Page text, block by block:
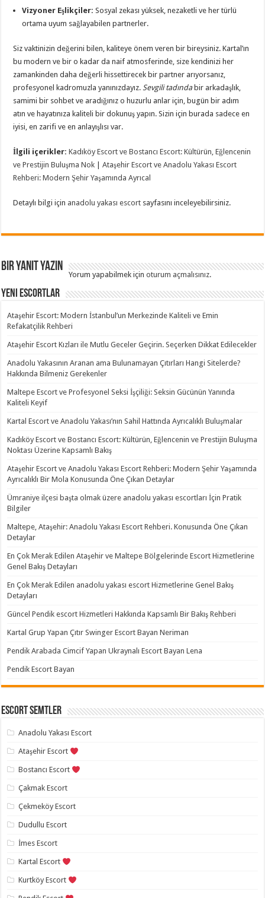
Vizyoner Eşlikçiler: Sosyal zekası yüksek, nezaketli ve her türlü
ortama uyum sağlayabilen partnerler.
Siz vaktinizin değerini bilen, kaliteye önem veren bir bireysiniz. Kartal’ın
bu modern ve bir o kadar da naif atmosferinde, size kendinizi her
zamankinden daha değerli hissettirecek bir partner arıyorsanız,
profesyonel kadromuzla yanınızdayız.Sevgili tadındabir arkadaşlık,
samimi bir sohbet ve aradığınız o huzurlu anlar için, bugün bir adım
atın ve hayatınıza kaliteli bir dokunuş yapın. Sizin için burada sadece en
iyisi, en zarifi ve en anlayışlısı var.
İlgili içerikler: Kadıköy Escort ve Bostancı Escort: Kültürün, Eğlencenin
ve Prestijin Buluşma Nok |Ataşehir Escort ve Anadolu Yakası Escort
Rehberi: Modern Şehir Yaşamında Ayrıcal
Detaylı bilgi için anadolu yakası escort sayfasını inceleyebilirsiniz.
Bir yanıt yazın
Yorum yapabilmek içinoturum açmalısınız.
Yeni Escortlar
Ataşehir Escort: Modern İstanbul’un Merkezinde Kaliteli ve Emin
Refakatçilik Rehberi
Ataşehir Escort Kızları ile Mutlu Geceler Geçirin. Seçerken Dikkat Edilecekler
Anadolu Yakasının Aranan ama Bulunamayan Çıtırları Hangi Sitelerde?
Hakkında Bilmeniz Gerekenler
Maltepe Escort ve Profesyonel Seksi İşçiliği: Seksin Gücünün Yanında
Kaliteli Keyif
Kartal Escort ve Anadolu Yakası’nın Sahil Hattında Ayrıcalıklı Buluşmalar
Kadıköy Escort ve Bostancı Escort: Kültürün, Eğlencenin ve Prestijin Buluşma
Noktası Üzerine Kapsamlı Bakış
Ataşehir Escort ve Anadolu Yakası Escort Rehberi: Modern Şehir Yaşamında
Ayrıcalıklı Bir Mola Konusunda Öne Çıkan Detaylar
Ümraniye ilçesi başta olmak üzere anadolu yakası escortları İçin Pratik
Bilgiler
Maltepe, Ataşehir: Anadolu Yakası Escort Rehberi. Konusunda Öne Çıkan
Detaylar
En Çok Merak Edilen Ataşehir ve Maltepe Bölgelerinde Escort Hizmetlerine
Genel Bakış Detayları
En Çok Merak Edilen anadolu yakası escort Hizmetlerine Genel Bakış
Detayları
Güncel Pendik escort Hizmetleri Hakkında Kapsamlı Bir Bakış Rehberi
Kartal Grup Yapan Çıtır Swinger Escort Bayan Neriman
Pendik Arabada Cimcif Yapan Ukraynalı Escort Bayan Lena
Pendik Escort Bayan
Escort Semtler
Anadolu Yakası Escort
Ataşehir Escort
Bostancı Escort
Çakmak Escort
Çekmeköy Escort
Dudullu Escort
İmes Escort
Kartal Escort
Kurtköy Escort